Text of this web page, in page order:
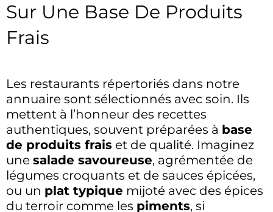
Sur Une Base De Produits
Frais
Les restaurants répertoriés dans notre
annuaire sont sélectionnés avec soin. Ils
mettent à l’honneur des recettes
authentiques, souvent préparées à base
de produits frais et de qualité. Imaginez
une salade savoureuse, agrémentée de
légumes croquants et de sauces épicées,
ou un plat typique mijoté avec des épices
du terroir comme les piments, si